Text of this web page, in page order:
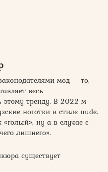
мод – то,
весь
этому тренду. В 2022-м
ноготки в стиле nude.
«голый», ну а в случае с
лишнего».
существует